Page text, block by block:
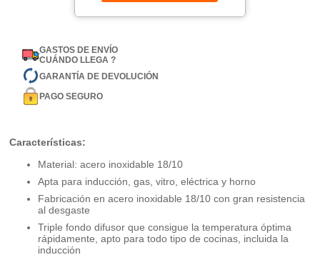
GASTOS DE ENVÍO
CUÁNDO LLEGA ?
GARANTÍA DE DEVOLUCIÓN
PAGO SEGURO
Características:
Material: acero inoxidable 18/10
Apta para inducción, gas, vitro, eléctrica y horno
Fabricación en acero inoxidable 18/10 con gran resistencia
al desgaste
Triple fondo difusor que consigue la temperatura óptima
rápidamente, apto para todo tipo de cocinas, incluida la
inducción